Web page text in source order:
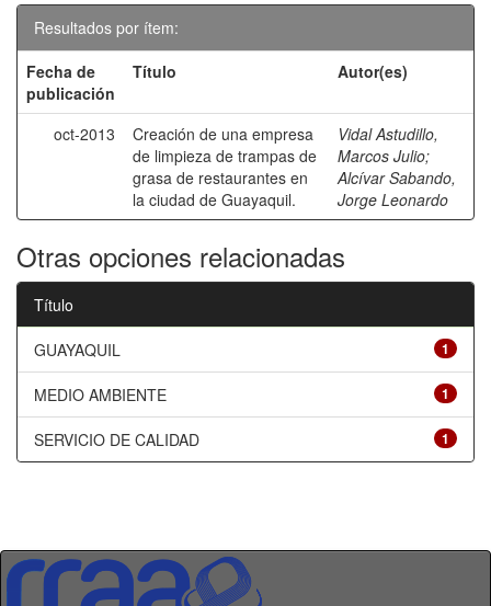
Resultados por ítem:
Fecha de
publicación
Título Autor(es)
oct-2013
Creación de una empresa
de limpieza de trampas de
grasa de restaurantes en
la ciudad de Guayaquil.
Vidal Astudillo,
Marcos Julio;
Alcívar Sabando,
Jorge Leonardo
Otras opciones relacionadas
Título
1
GUAYAQUIL
1
MEDIO AMBIENTE
1
SERVICIO DE CALIDAD